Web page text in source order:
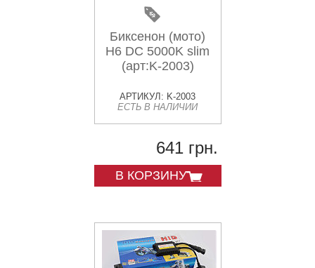
Биксенон (мото)
H6 DC 5000K slim
(арт:K-2003)
АРТИКУЛ: K-2003
ЕСТЬ В НАЛИЧИИ
641 грн.
В КОРЗИНУ